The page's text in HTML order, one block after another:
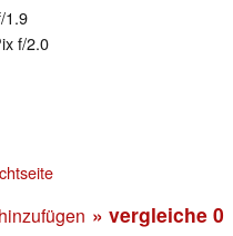
1.9
f/2.0
» vergleiche 0